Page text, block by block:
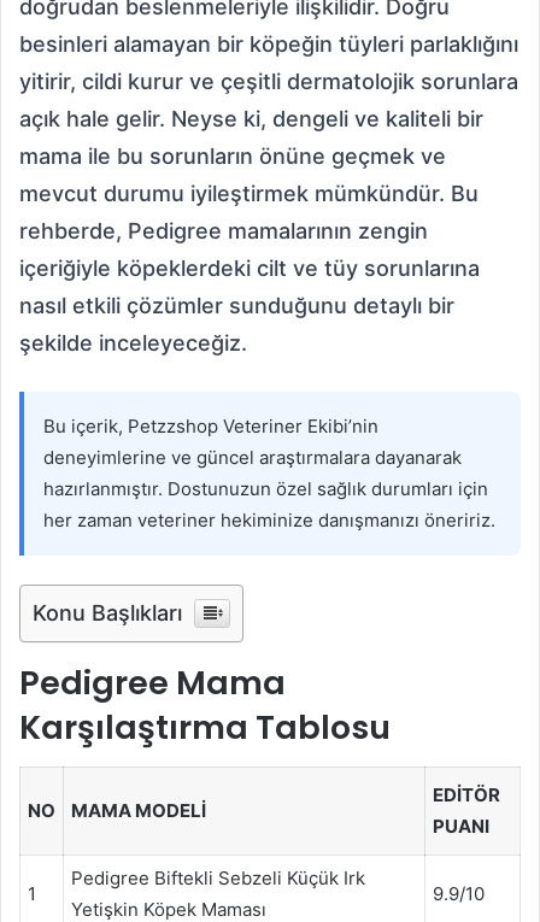
doğrudan beslenmeleriyle ilişkilidir. Doğru
besinleri alamayan bir köpeğin tüyleri parlaklığını
yitirir, cildi kurur ve çeşitli dermatolojik sorunlara
açık hale gelir. Neyse ki, dengeli ve kaliteli bir
mama ile bu sorunların önüne geçmek ve
mevcut durumu iyileştirmek mümkündür. Bu
rehberde, Pedigree mamalarının zengin
içeriğiyle köpeklerdeki cilt ve tüy sorunlarına
nasıl etkili çözümler sunduğunu detaylı bir
şekilde inceleyeceğiz.
Bu içerik, Petzzshop Veteriner Ekibi’nin
deneyimlerine ve güncel araştırmalara dayanarak
hazırlanmıştır. Dostunuzun özel sağlık durumları için
her zaman veteriner hekiminize danışmanızı öneririz.
Konu Başlıkları
Pedigree Mama
Karşılaştırma Tablosu
NO MAMA MODELI
EDITÖR
PUANI
1
Pedigree Biftekli Sebzeli Küçük Irk
Yetişkin Köpek Maması
9.9/10